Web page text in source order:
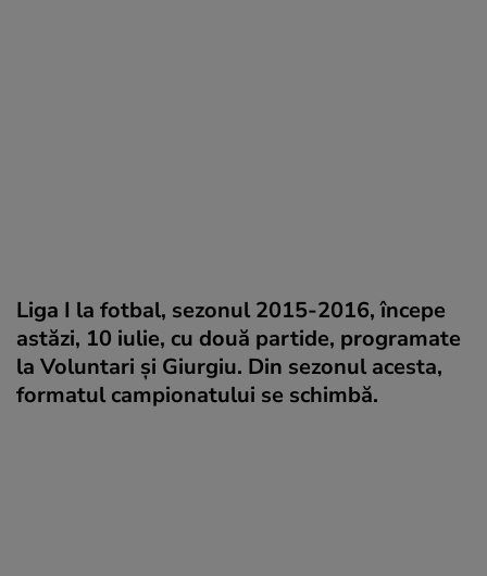
Liga I la fotbal, sezonul 2015-2016, începe
astăzi, 10 iulie, cu două partide, programate
la Voluntari şi Giurgiu. Din sezonul acesta,
formatul campionatului se schimbă.